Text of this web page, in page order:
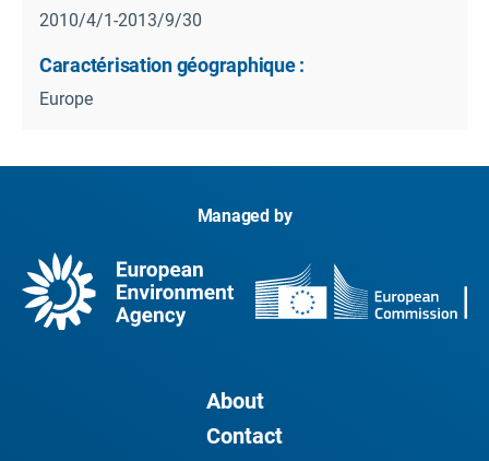
2010/4/1-2013/9/30
Caractérisation géographique :
Europe
Managed by
About
Contact